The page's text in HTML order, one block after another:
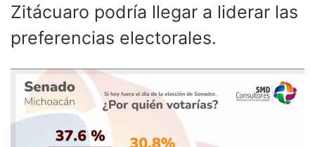
Zitácuaro podría llegar a liderar las
preferencias electorales.